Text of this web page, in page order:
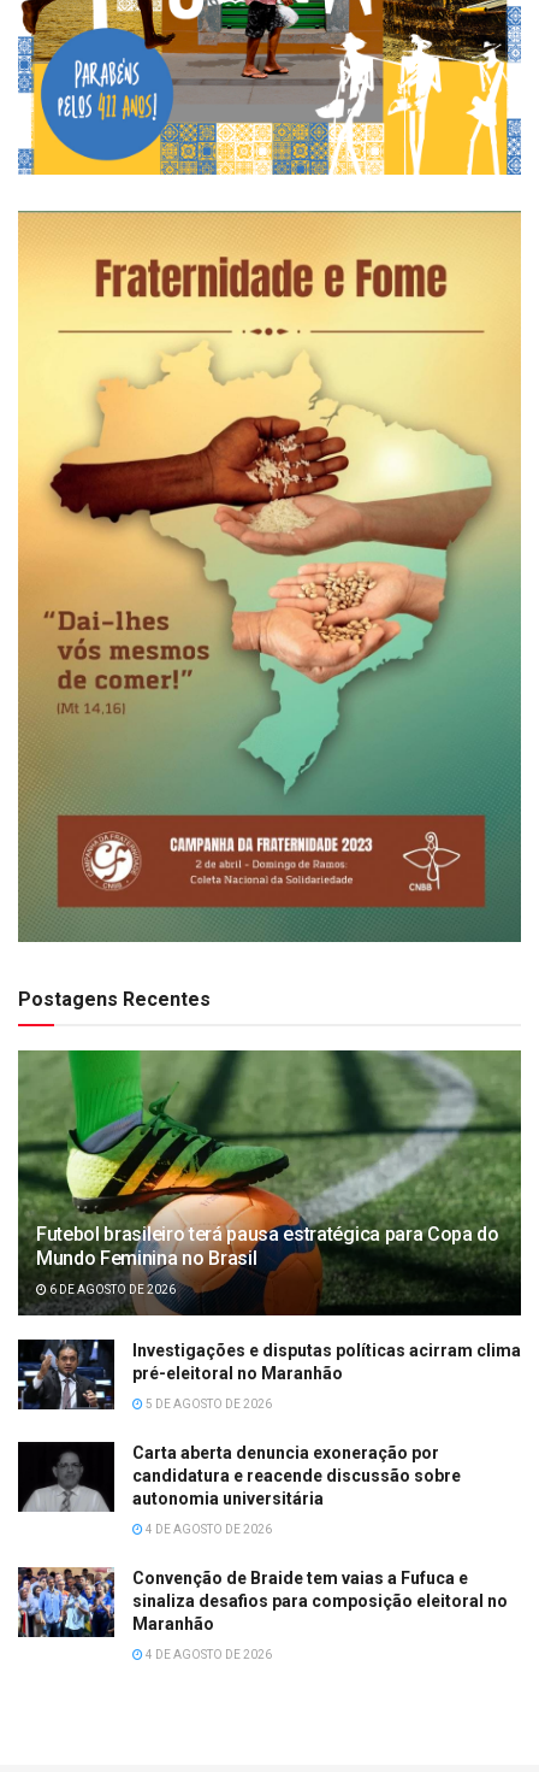
Postagens Recentes
Futebol brasileiro terá pausa estratégica para Copa do
Mundo Feminina no Brasil
6 DE AGOSTO DE 2026
Investigações e disputas políticas acirram clima
pré-eleitoral no Maranhão
5 DE AGOSTO DE 2026
Carta aberta denuncia exoneração por
candidatura e reacende discussão sobre
autonomia universitária
4 DE AGOSTO DE 2026
Convenção de Braide tem vaias a Fufuca e
sinaliza desafios para composição eleitoral no
Maranhão
4 DE AGOSTO DE 2026